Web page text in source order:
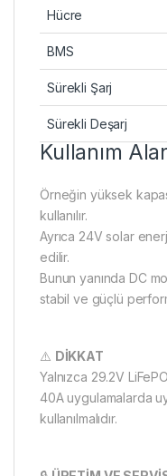
Hücre
BMS
Sürekli Şarj
Sürekli Deşarj
Kullanım
Örneğin yüksek
kullanılır.
Ayrıca 24V solar
edilir.
Bunun yanında DC
stabil ve güçlü
⚠️ DİKKAT
Yalnızca 29.2V
40A uygulamalarda
kullanılmalıdır.